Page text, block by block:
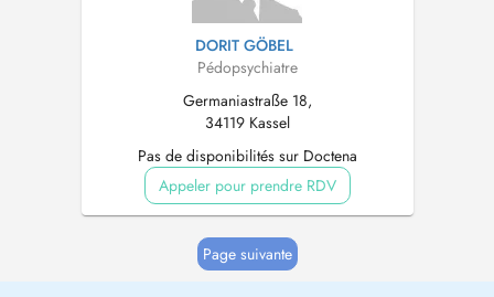
DORIT GÖBEL
Pédopsychiatre
Germaniastraße 18,
34119 Kassel
Pas de disponibilités sur Doctena
Appeler pour prendre RDV
Page suivante